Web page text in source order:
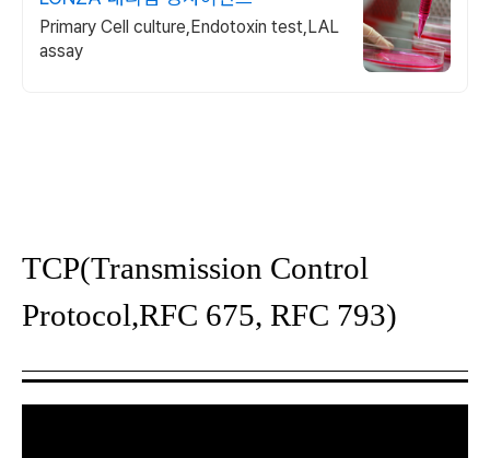
Primary Cell culture,Endotoxin test,LAL
assay
TCP(Transmission Control
Protocol,RFC 675, RFC 793)